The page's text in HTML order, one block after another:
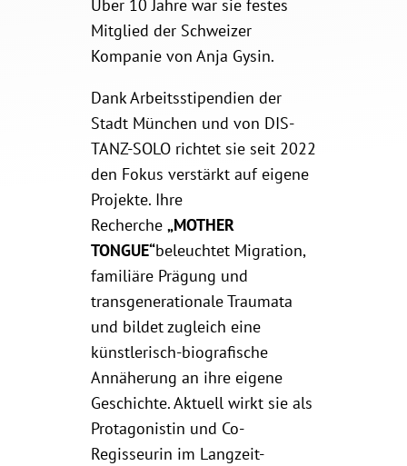
Über 10 Jahre war sie festes
Mitglied der Schweizer
Kompanie von Anja Gysin.
Dank Arbeitsstipendien der
Stadt München und von DIS-
TANZ-SOLO richtet sie seit 2022
den Fokus verstärkt auf eigene
Projekte. Ihre
Recherche „MOTHER
TONGUE“beleuchtet Migration,
familiäre Prägung und
transgenerationale Traumata
und bildet zugleich eine
künstlerisch-biografische
Annäherung an ihre eigene
Geschichte. Aktuell wirkt sie als
Protagonistin und Co-
Regisseurin im Langzeit-